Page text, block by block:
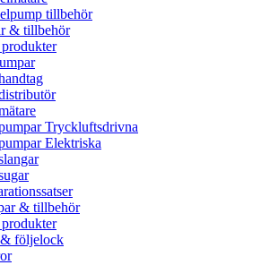
tillbehör
& tillbehör
Tryckluftsdrivna
Elektriska
& tillbehör
följelock